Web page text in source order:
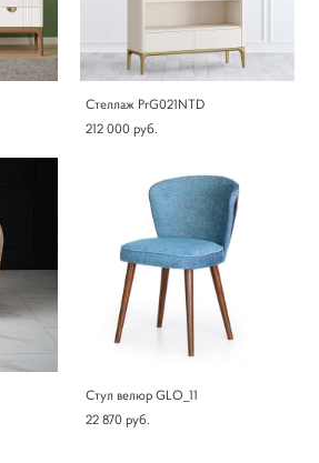
Стеллаж PrG021NTD
212 000 pуб.
Стул велюр GLO_11
22 870 pуб.